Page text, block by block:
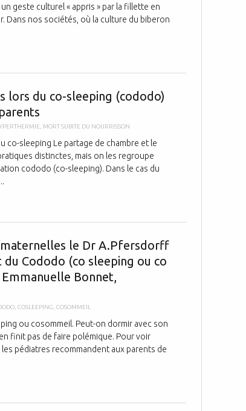
un geste culturel « appris » par la fillette en
Dans nos sociétés, où la culture du biberon
lors du co-sleeping (cododo)
MORT SUBITE DU NOURRISSON
co-sleeping Le partage de chambre et le
distinctes, mais on les regroupe
cododo (co-sleeping). Dans le cas du
maternelles le Dr A.Pfersdorff
Cododo (co sleeping ou co
Bonnet,
COSLEEPING COSOMMEIL
ou cosommeil. Peut-on dormir avec son
finit pas de faire polémique. Pour voir
les pédiatres recommandent aux parents de